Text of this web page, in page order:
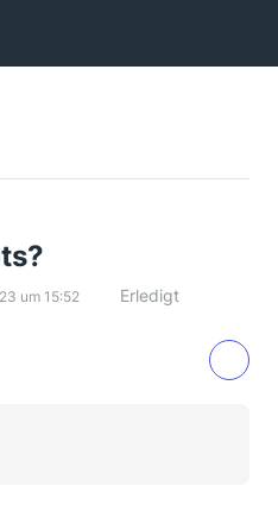
um 15:52 Erledigt